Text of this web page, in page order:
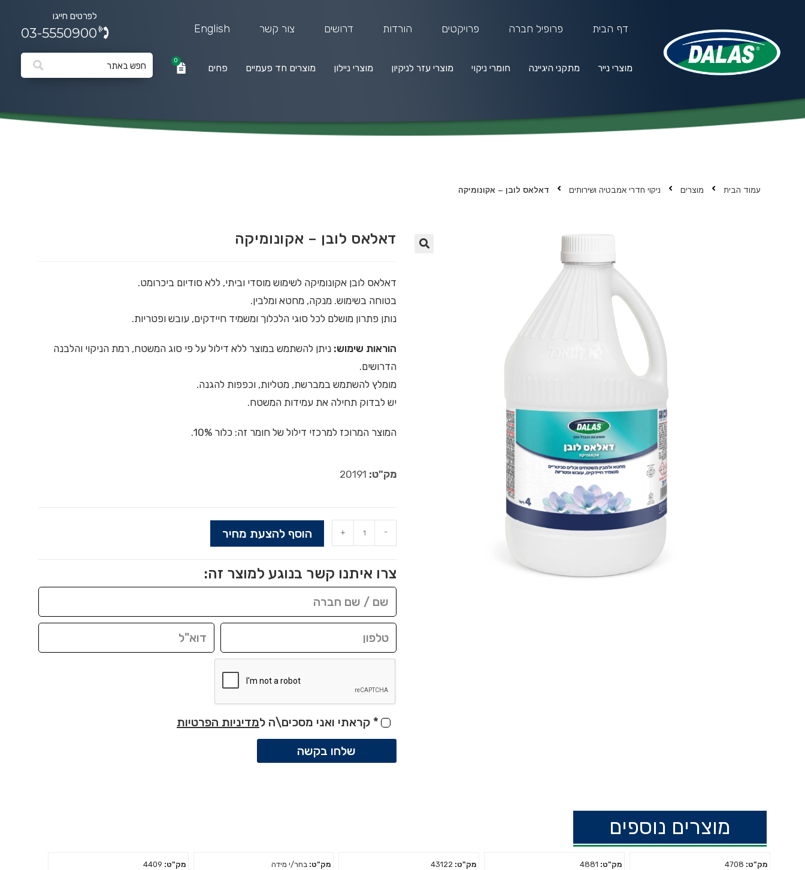
דף הבית פרופיל חברה פרויקטים הורדות דרושים צור קשר English
לפרטים חייגו
03-5550900
מוצרי נייר מתקני היגיינה חומרי ניקוי מוצרי עזר לניקיון מוצרי ניילון מוצרים חד פעמיים פחים
0
עמוד הבית מוצרים ניקוי חדרי אמבטיה ושירותים דאלאס לובן – אקונומיקה
דאלאס לובן – אקונומיקה
דאלאס לובן אקונומיקה לשימוש מוסדי וביתי, ללא סודיום ביכרומט.
בטוחה בשימוש. מנקה, מחטא ומלבין.
נותן פתרון מושלם לכל סוגי הלכלוך ומשמיד חיידקים, עובש ופטריות.
הוראות שימוש: ניתן להשתמש במוצר ללא דילול על פי סוג המשטח, רמת הניקוי והלבנה
הדרושים.
מומלץ להשתמש במברשת, מטליות, וכפפות להגנה.
יש לבדוק תחילה את עמידות המשטח.
המוצר המרוכז למרכזי דילול של חומר זה: כלור 10%.
מק"ט: 20191
-
+ הוסף להצעת מחיר
צרו איתנו קשר בנוגע למוצר זה:
* קראתי ואני מסכים\ה למדיניות הפרטיות
שלחו בקשה
מוצרים נוספים
מק"ט: מק"ט: מק"ט: מק"ט: בחר/י מידה מק"ט: